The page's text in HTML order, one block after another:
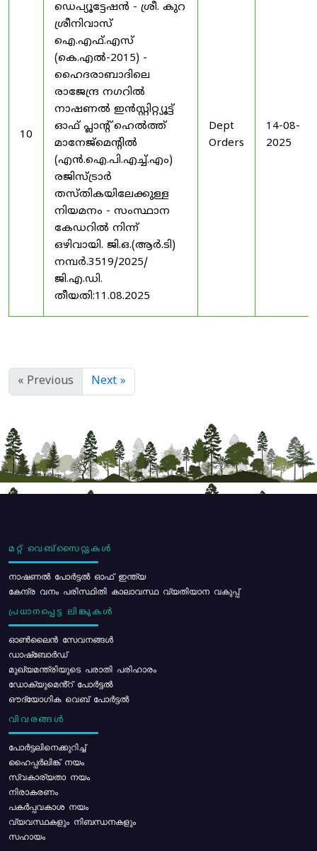
10
ഡെപ്യൂട്ടേഷൻ - ശ്രീ. കുറ
ശ്രീനിവാസ്
ഐ.എഫ്.എസ്
(കെ.എൽ-2015) -
ഹൈദരാബാദിലെ
രാജേന്ദ്ര നഗറിൽ
നാഷണൽ ഇൻസ്റ്റിറ്റ്യൂട്ട്
ഓഫ് പ്ലാന്റ് ഹെൽത്ത്
മാനേജ്‌മെന്റിൽ
(എൻ.ഐ.പി.എച്ച്.എം)
രജിസ്ട്രാർ
തസ്തികയിലേക്കുള്ള
നിയമനം - സംസ്ഥാന
കേഡറിൽ നിന്ന്
ഒഴിവായി. ജി.ഒ.(ആർ.ടി)
നമ്പർ.3519/2025/
ജി.എ.ഡി.
തീയതി:11.08.2025
Dept
Orders
14-08-
2025
« Previous Next »
മറ്റ് വെബ്സൈറ്റുകൾ
നാഷണൽ പോർട്ടൽ ഓഫ് ഇന്ത്യ
കേന്ദ്ര വനം പരിസ്ഥിതി കാലാവസ്ഥ വ്യതിയാന വകുപ്പ്
പ്രധാനപ്പെട്ട ലിങ്കുകൾ
ഓൺലൈൻ സേവനങ്ങൾ
ഡാഷ്ബോർഡ്
മുഖ്യമന്ത്രിയുടെ പരാതി പരിഹാരം
ഡോക്യുമെൻ്റ് പോർട്ടൽ
ഔദ്യോഗിക വെബ് പോർട്ടൽ
വിവരങ്ങൾ
പോര്‍ട്ടലിനെക്കുറിച്ച്
ഹൈപ്പർലിങ്ക് നയം
സ്വകാര്യതാ നയം
നിരാകരണം
പകർപ്പവകാശ നയം
വ്യവസ്ഥകളും നിബന്ധനകളും
സഹായം